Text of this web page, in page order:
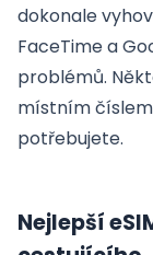
dokonale
FaceTime a
problémů.
místním
potřebujete.
Nejlepší